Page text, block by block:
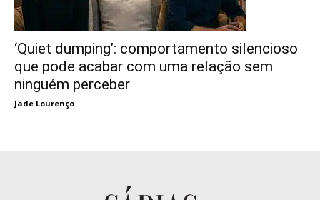
‘Quiet dumping’: comportamento silencioso
que pode acabar com uma relação sem
ninguém perceber
Jade Lourenço